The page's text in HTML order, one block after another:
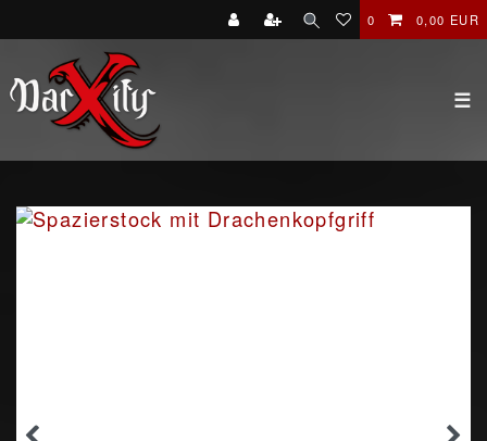
0 0,00 EUR
☰